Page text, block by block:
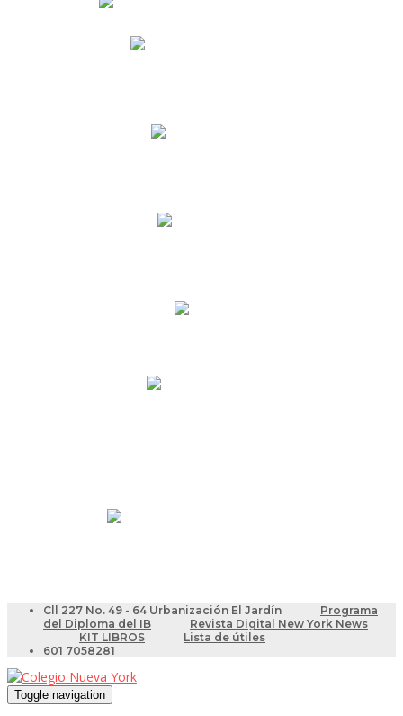
Cll 227 No. 49 - 64 Urbanización El Jardín
Programa
del Diploma del IB
Revista Digital New York News
KIT LIBROS
Lista de útiles
601 7058281
Toggle navigation